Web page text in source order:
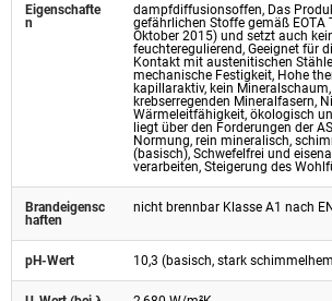
Eigenschafte
n
dampfdiffusionsoffen, Das
gefährlichen Stoffe gemäß EOTA
Oktober 2015) und setzt auch
feuchteregulierend, Geeignet für
Kontakt mit austenitischen
mechanische Festigkeit, Hohe
kapillaraktiv, kein
krebserregenden Mineralfasern,
Wärmeleitfähigkeit, ökologisch
liegt über den Forderungen der
Normung, rein mineralisch,
(basisch), Schwefelfrei und
verarbeiten, Steigerung des
Brandeigensc
haften
nicht brennbar Klasse A1 nach
pH-Wert 10,3 (basisch, stark